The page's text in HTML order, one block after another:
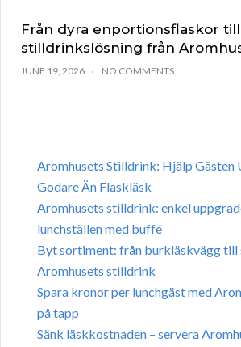
Från dyra enportionsflaskor
stilldrinkslösning från
JUNE 19, 2026 NO COMMENTS
Aromhusets Stilldrink: Hjälp
Godare Än Flaskläsk
Aromhusets stilldrink: enkel
lunchställen med buffé
Byt sortiment: från burkläskvägg till
Aromhusets stilldrink
Spara kronor per lunchgäst med
på tapp
Sänk läskkostnaden – servera